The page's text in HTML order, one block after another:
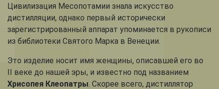
Цивилизация Месопотамии знала искусство
дистилляции, однако первый исторически
зарегистрированный аппарат упоминается в рукописи
из библиотеки Святого Марка в Венеции.
Это изделие носит имя женщины, описавшей его во
II веке до нашей эры, и известно под названием
Хрисопея Клеопатры . Скорее всего, дистиллятор